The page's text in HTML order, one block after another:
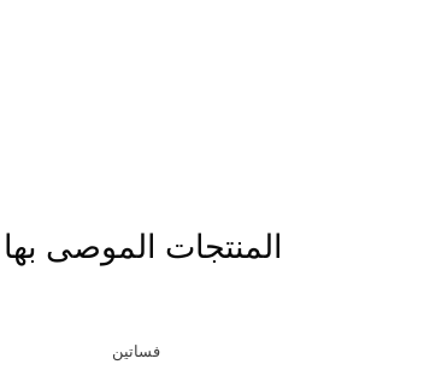
المنتجات الموصى بها
فساتين